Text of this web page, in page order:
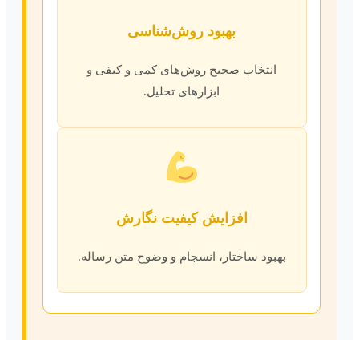
بهبود روش‌شناسی
انتخاب صحیح روش‌های کمی و کیفی و
ابزارهای تحلیل.
افزایش کیفیت نگارش
بهبود ساختار، انسجام و وضوح متن رساله.